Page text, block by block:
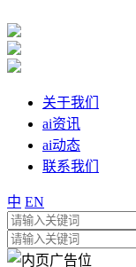
关于我们
ai资讯
ai动态
联系我们
中 EN